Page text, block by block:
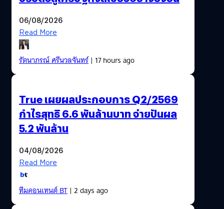
06/08/2026
Read More
รัตนาภรณ์ ศรีนวลจันทร์| 17 hours ago
True เผยผลประกอบการ Q2/2569
กำไรสุทธิ 6.6 พันล้านบาท จ่ายปันผล
5.2 พันล้าน
04/08/2026
Read More
ทีมคอนเทนต์ BT| 2 days ago